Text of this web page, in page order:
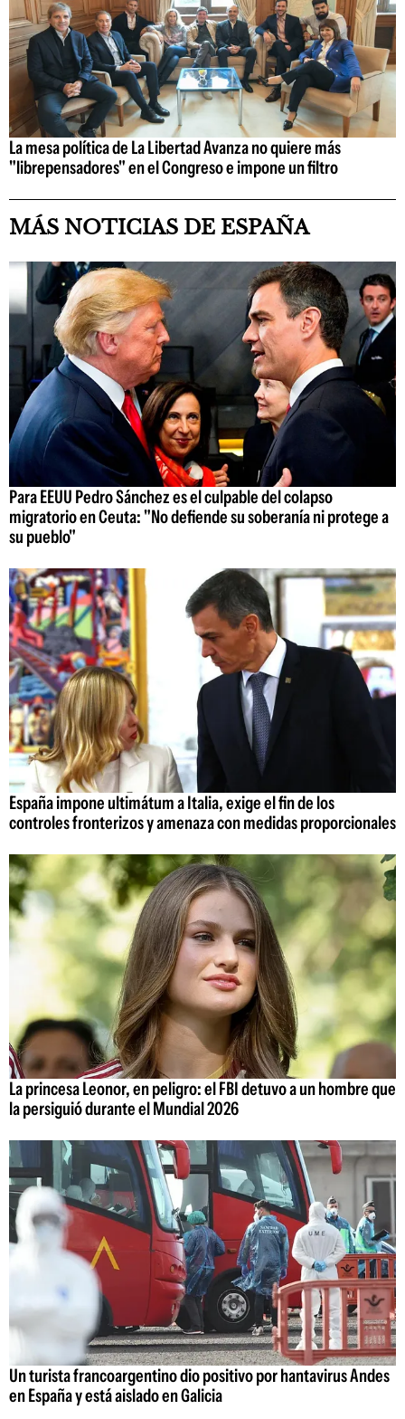
La mesa política de La Libertad Avanza no quiere más
"librepensadores" en el Congreso e impone un filtro
MÁS NOTICIAS DE ESPAÑA
Para EEUU Pedro Sánchez es el culpable del colapso
migratorio en Ceuta: "No defiende su soberanía ni protege a
su pueblo"
España impone ultimátum a Italia, exige el fin de los
controles fronterizos y amenaza con medidas proporcionales
La princesa Leonor, en peligro: el FBI detuvo a un hombre que
la persiguió durante el Mundial 2026
Un turista francoargentino dio positivo por hantavirus Andes
en España y está aislado en Galicia